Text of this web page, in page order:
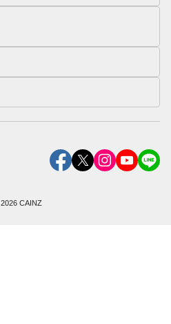
2026 CAINZ